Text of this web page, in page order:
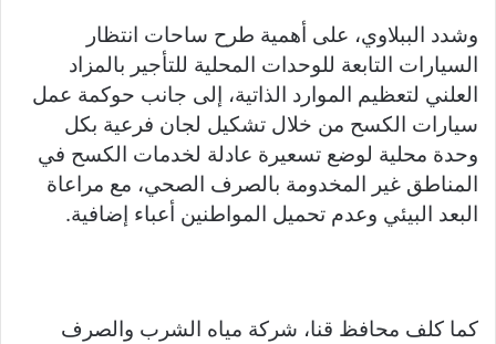
وشدد الببلاوي، على أهمية طرح ساحات انتظار
السيارات التابعة للوحدات المحلية للتأجير بالمزاد
العلني لتعظيم الموارد الذاتية، إلى جانب حوكمة عمل
سيارات الكسح من خلال تشكيل لجان فرعية بكل
وحدة محلية لوضع تسعيرة عادلة لخدمات الكسح في
المناطق غير المخدومة بالصرف الصحي، مع مراعاة
البعد البيئي وعدم تحميل المواطنين أعباء إضافية.
كما كلف محافظ قنا، شركة مياه الشرب والصرف